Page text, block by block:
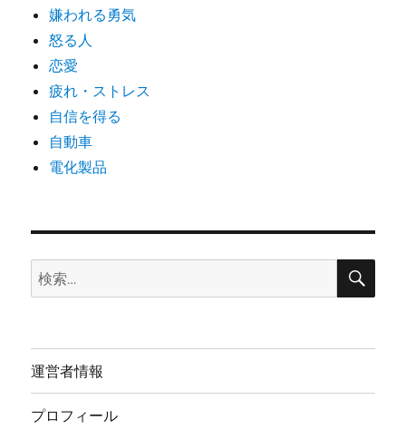
嫌われる勇気
怒る人
恋愛
疲れ・ストレス
自信を得る
自動車
電化製品
検
索:
検
運営者情報
プロフィール